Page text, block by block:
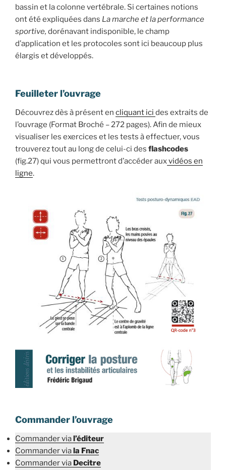
bassin et la colonne vertébrale. Si certaines notions
ont été expliquées dans La marche et la performance
sportive, dorénavant indisponible, le champ
d’application et les protocoles sont ici beaucoup plus
élargis et développés.
Feuilleter l’ouvrage
Découvrez dès à présent en cliquant ici des extraits de
l’ouvrage (Format Broché – 272 pages). Afin de mieux
visualiser les exercices et les tests à effectuer, vous
trouverez tout au long de celui-ci des flashcodes
(fig.27) qui vous permettront d’accéder auxvidéos en
ligne.
Commander l’ouvrage
Commander vial’éditeur
Commander viala Fnac
Commander via Decitre